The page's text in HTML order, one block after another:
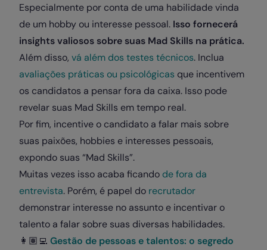
Especialmente por conta de uma habilidade vinda
de um hobby ou interesse pessoal. Isso fornecerá
insights valiosos sobre suas Mad Skills na prática.
Além disso, vá além dos testes técnicos. Inclua
avaliações práticas ou psicológicas que incentivem
os candidatos a pensar fora da caixa. Isso pode
revelar suas Mad Skills em tempo real.
Por fim, incentive o candidato a falar mais sobre
suas paixões, hobbies e interesses pessoais,
expondo suas “Mad Skills”.
Muitas vezes isso acaba ficando de fora da
entrevista. Porém, é papel do recrutador
demonstrar interesse no assunto e incentivar o
talento a falar sobre suas diversas habilidades.
👩🏽‍💻 Gestão de pessoas e talentos: o segredo